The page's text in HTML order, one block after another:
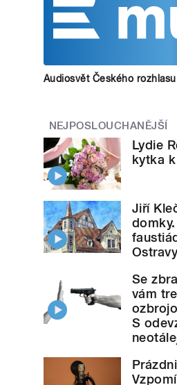
Audiosvět Českého
NEJPOSLOUCHANĚJŠÍ
Lydie
kytka
Jiří
Se
vám
S